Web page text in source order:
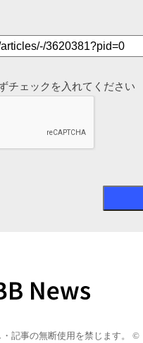
チェックを入れてください
・記事の無断使用を禁じます。 ©